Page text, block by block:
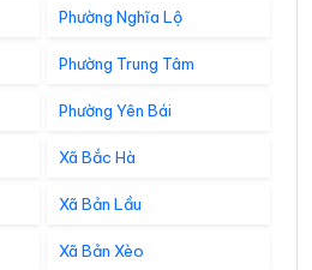
Phường Nghĩa Lộ
Phường Trung Tâm
Phường Yên Bái
Xã Bắc Hà
Xã Bản Lầu
Xã Bản Xèo